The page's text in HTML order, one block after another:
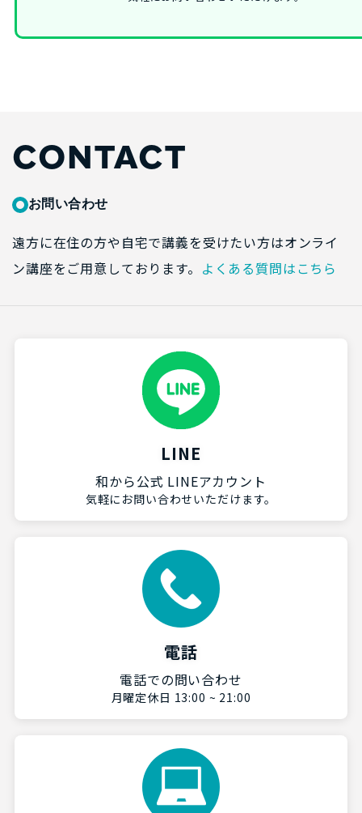
CONTACT
お問い合わせ
遠方に在住の方や自宅で講義を受けたい方はオンライ
ン講座をご用意しております。 よくある質問はこちら
LINE
和から公式 LINEアカウント
気軽にお問い合わせいただけます。
電話
電話での問い合わせ
月曜定休日 13:00 ~ 21:00